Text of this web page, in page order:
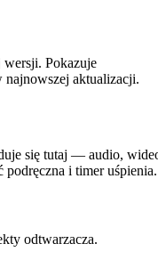
wersji. Pokazuje
aktualizacji.
się tutaj — audio,
podręczna i timer uśpienia.
odtwarzacza.